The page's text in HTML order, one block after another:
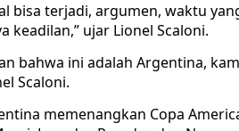
bisa terjadi, argumen, waktu
keadilan,” ujar Lionel Scaloni.
bahwa ini adalah Argentina,
Scaloni.
memenangkan Copa